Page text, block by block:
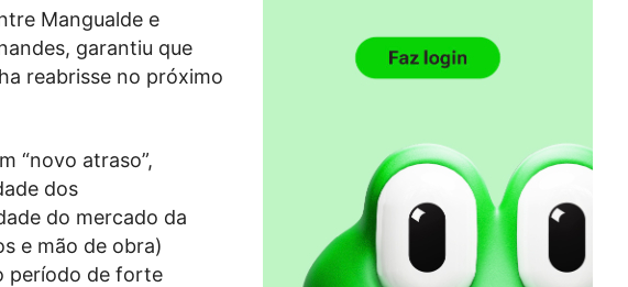
Mangualde e
garantiu que
reabrisse no próximo
“novo atraso”,
dos
do mercado da
e mão de obra)
período de forte